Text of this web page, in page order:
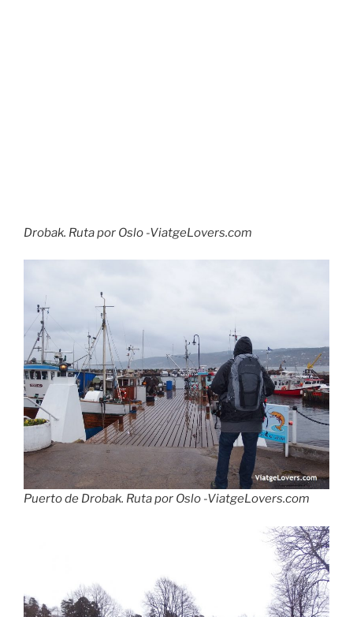
Drobak. Ruta por Oslo -ViatgeLovers.com
Puerto de Drobak. Ruta por Oslo -ViatgeLovers.com